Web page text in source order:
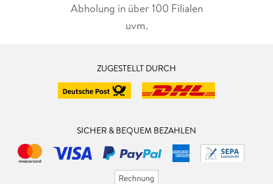
Abholung in über 100 Filialen
uvm.
ZUGESTELLT DURCH
SICHER & BEQUEM BEZAHLEN